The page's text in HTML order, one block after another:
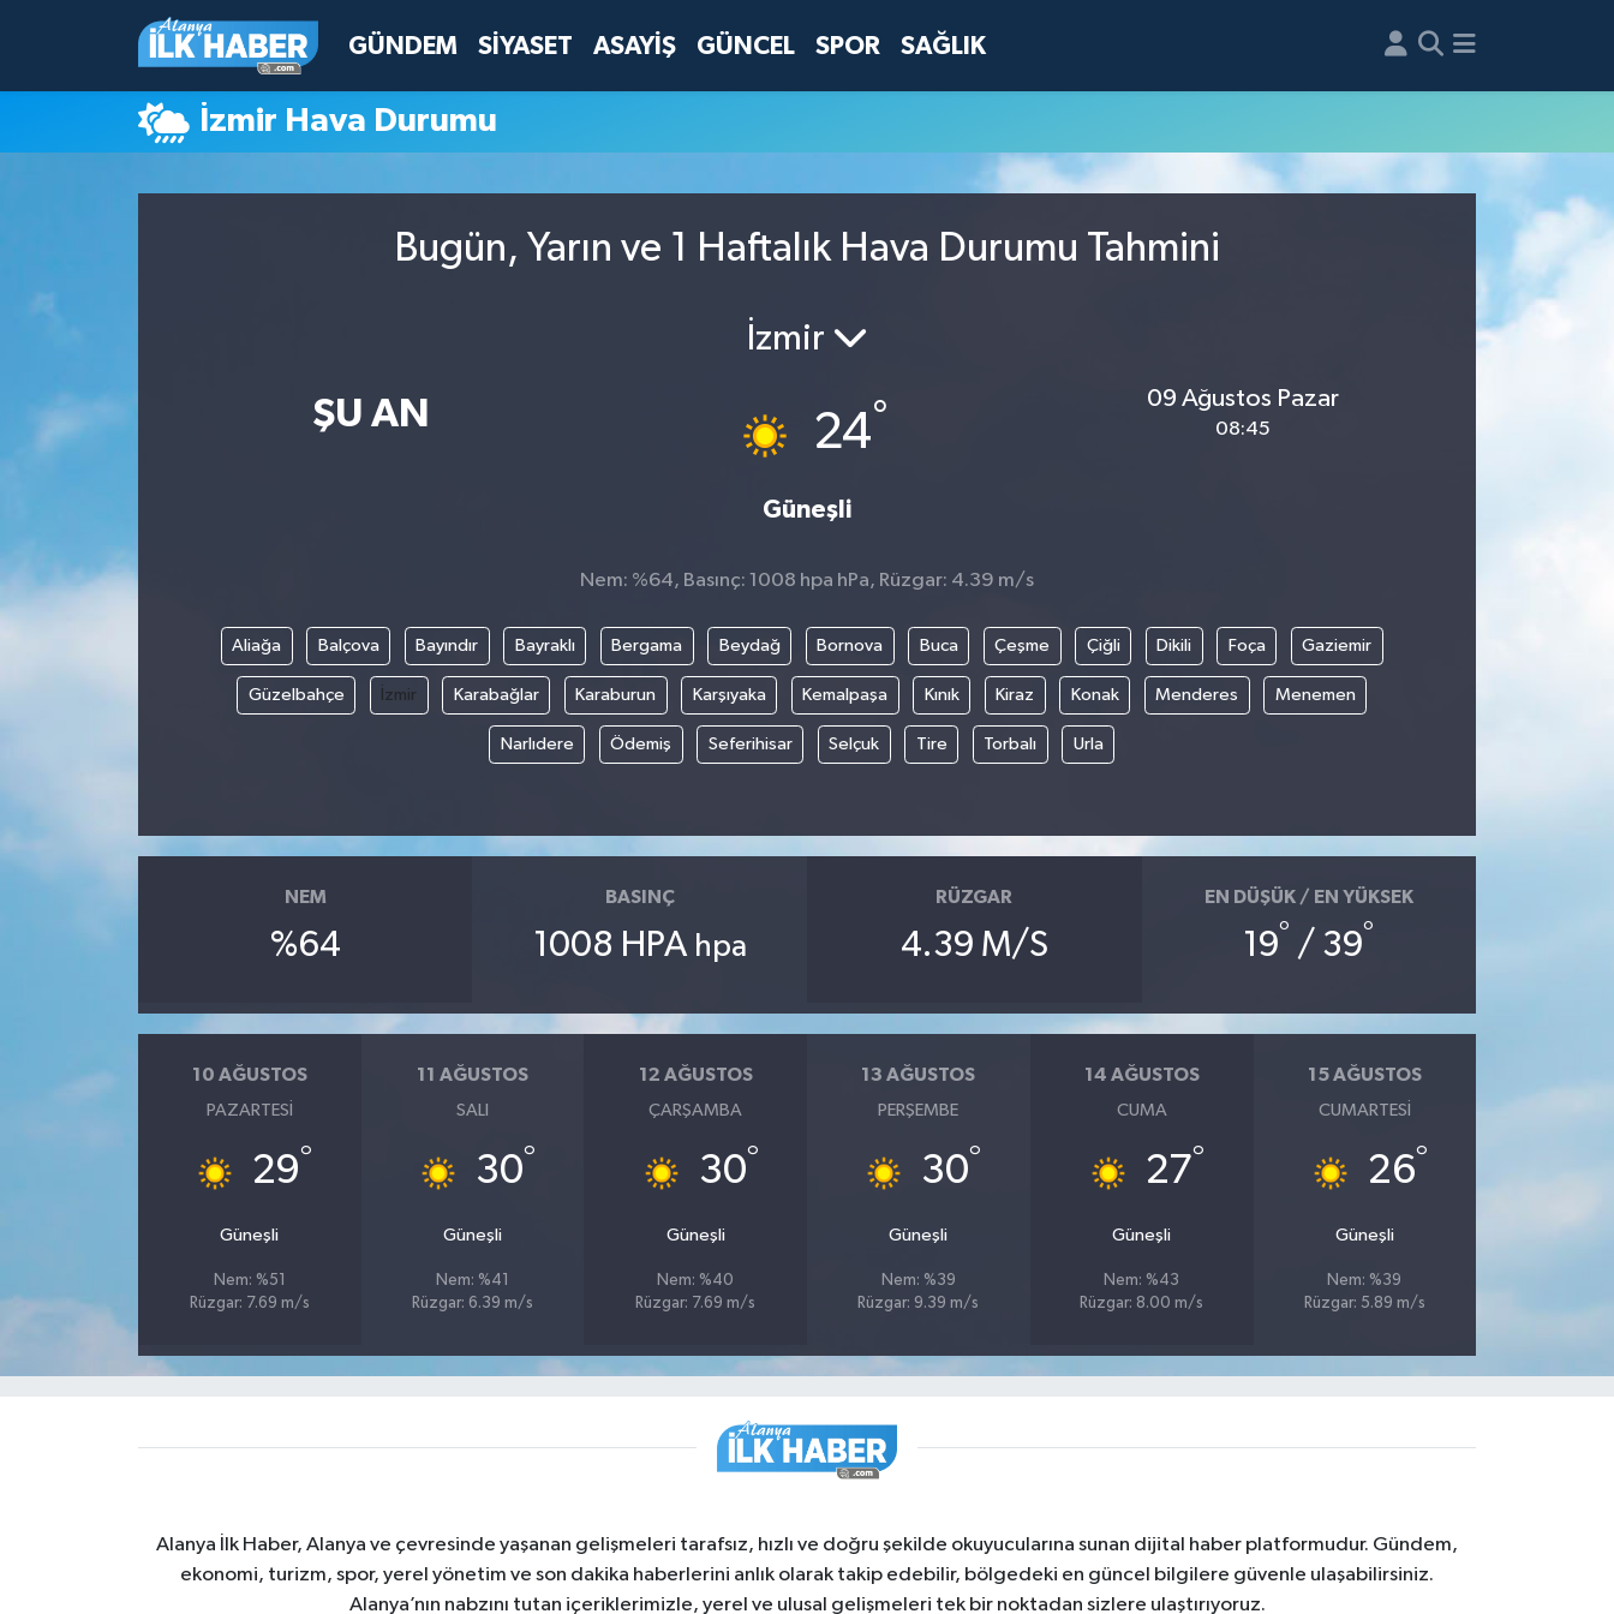
GÜNDEM SİYASET ASAYİŞ GÜNCEL SPOR SAĞLIK
İzmir Hava Durumu
Bugün, Yarın ve 1 Haftalık Hava Durumu Tahmini
ŞU AN
İzmir
24°
Güneşli
09 Ağustos Pazar
08:45
Nem: %64, Basınç: 1008 hpa hPa, Rüzgar: 4.39 m/s
Aliağa Balçova Bayındır Bayraklı Bergama Beydağ Bornova Buca Çeşme Çiğli Dikili Foça Gaziemir
Güzelbahçe İzmir Karabağlar Karaburun Karşıyaka Kemalpaşa Kınık Kiraz Konak Menderes Menemen
Narlıdere Ödemiş Seferihisar Selçuk Tire Torbalı Urla
NEM
%64
BASINÇ
1008 HPA hpa
RÜZGAR
4.39 M/S
EN DÜŞÜK / EN YÜKSEK
19° / 39°
10 AĞUSTOS
PAZARTESI
29°
Güneşli
Nem: %51
Rüzgar: 7.69 m/s
11 AĞUSTOS
SALI
30°
Güneşli
Nem: %41
Rüzgar: 6.39 m/s
12 AĞUSTOS
ÇARŞAMBA
30°
Güneşli
Nem: %40
Rüzgar: 7.69 m/s
13 AĞUSTOS
PERŞEMBE
30°
Güneşli
Nem: %39
Rüzgar: 9.39 m/s
14 AĞUSTOS
CUMA
27°
Güneşli
Nem: %43
Rüzgar: 8.00 m/s
15 AĞUSTOS
CUMARTESI
26°
Güneşli
Nem: %39
Rüzgar: 5.89 m/s
Alanya İlk Haber, Alanya ve çevresinde yaşanan gelişmeleri tarafsız, hızlı ve doğru şekilde okuyucularına sunan dijital haber platformudur. Gündem,
ekonomi, turizm, spor, yerel yönetim ve son dakika haberlerini anlık olarak takip edebilir, bölgedeki en güncel bilgilere güvenle ulaşabilirsiniz.
Alanya’nın nabzını tutan içeriklerimizle, yerel ve ulusal gelişmeleri tek bir noktadan sizlere ulaştırıyoruz.
Antalya Nöbetçi Eczaneler
Antalya Hava Durumu
Tüm Manşetler